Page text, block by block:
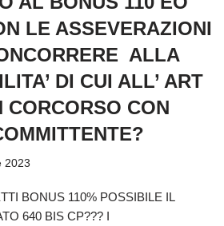
LE ASSEVERAZIONI
ALLA
DI CUI ALL’ ART
CORCORSO CON
2023
BONUS 110% POSSIBILE IL
640 BIS CP??? I